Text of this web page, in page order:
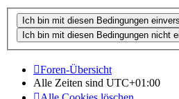
Foren-Übersicht
Alle Zeiten sind UTC+01:00